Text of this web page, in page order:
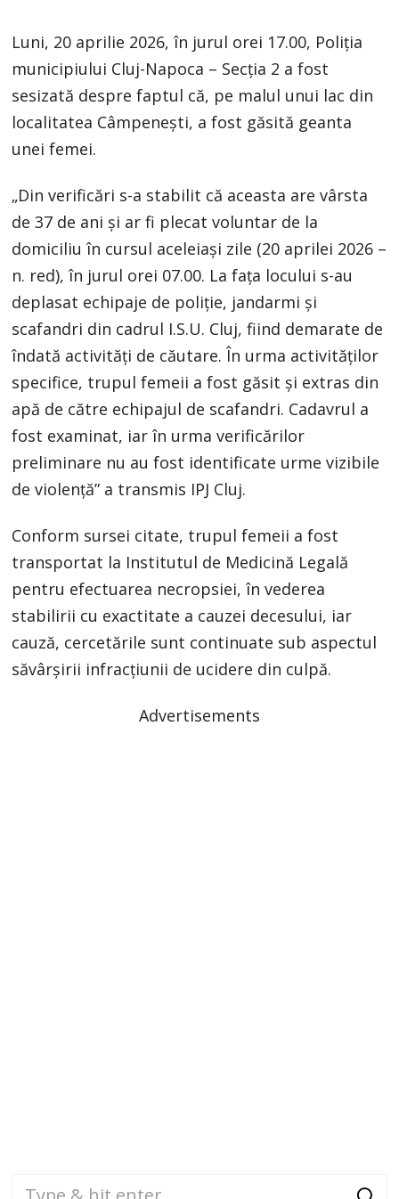
Luni, 20 aprilie 2026, în jurul orei 17.00, Poliția
municipiului Cluj-Napoca – Secția 2 a fost
sesizată despre faptul că, pe malul unui lac din
localitatea Câmpenești, a fost găsită geanta
unei femei.
„Din verificări s-a stabilit că aceasta are vârsta
de 37 de ani și ar fi plecat voluntar de la
domiciliu în cursul aceleiași zile (20 aprilei 2026 –
n. red), în jurul orei 07.00. La fața locului s-au
deplasat echipaje de poliție, jandarmi și
scafandri din cadrul I.S.U. Cluj, fiind demarate de
îndată activități de căutare. În urma activităților
specifice, trupul femeii a fost găsit și extras din
apă de către echipajul de scafandri. Cadavrul a
fost examinat, iar în urma verificărilor
preliminare nu au fost identificate urme vizibile
de violență” a transmis IPJ Cluj.
Conform sursei citate, trupul femeii a fost
transportat la Institutul de Medicină Legală
pentru efectuarea necropsiei, în vederea
stabilirii cu exactitate a cauzei decesului, iar
cauză, cercetările sunt continuate sub aspectul
săvârșirii infracțiunii de ucidere din culpă.
Advertisements